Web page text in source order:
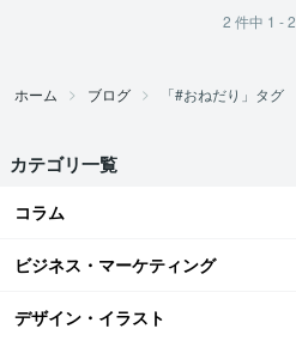
2 件中 1 - 2
ホーム ブログ 「#おねだり」タグ
カテゴリ一覧
コラム
ビジネス・マーケティング
デザイン・イラスト